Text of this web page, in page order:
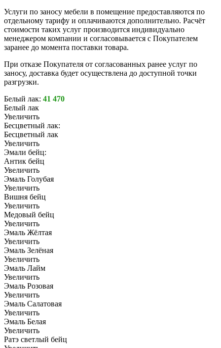
Услуги по заносу мебели в помещение предоставляются по
отдельному тарифу и оплачиваются дополнительно. Расчёт
стоимости таких услуг производится индивидуально
менеджером компании и согласовывается с Покупателем
заранее до момента поставки товара.
При отказе Покупателя от согласованных ранее услуг по
заносу, доставка будет осуществлена до доступной точки
разгрузки.
Белый лак: 41 470
Белый лак
Увеличить
Бесцветный лак:
Бесцветный лак
Увеличить
Эмали бейц:
Антик бейц
Увеличить
Эмаль Голубая
Увеличить
Вишня бейц
Увеличить
Медовый бейц
Увеличить
Эмаль Жёлтая
Увеличить
Эмаль Зелёная
Увеличить
Эмаль Лайм
Увеличить
Эмаль Розовая
Увеличить
Эмаль Салатовая
Увеличить
Эмаль Белая
Увеличить
Ратэ светлый бейц